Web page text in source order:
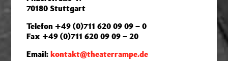
70180 Stuttgart
Telefon +49 (0)711 620 09 09 – 0
Fax +49 (0)711 620 09 09 – 20
Email:kontakt@theaterrampe.de